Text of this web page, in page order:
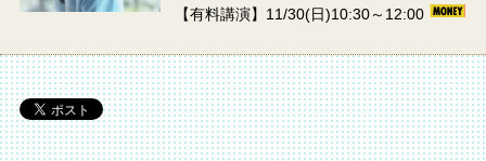
【有料講演】11/30(日)10:30～12:00